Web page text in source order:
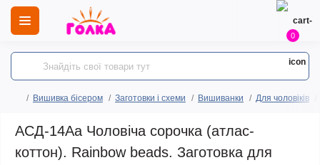
0
Вишивка бісером Заготовки і схеми Вишиванки Для чоловіків
АСД-14Аа Чоловіча сорочка (атлас-
коттон). Rainbow beads. Заготовка для